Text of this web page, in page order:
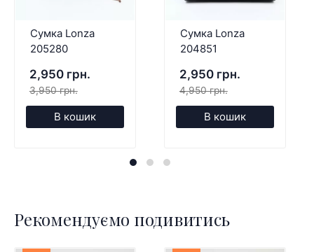
Сумка Lonza
205280
2,950 грн.
3,950 грн.
В кошик
Сумка Lonza
204851
2,950 грн.
4,950 грн.
В кошик
Рекомендуємо подивитись